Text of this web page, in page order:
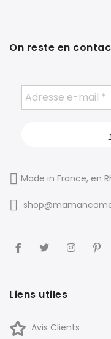
On reste en
Made in France, en
Liens utiles
Avis Clients